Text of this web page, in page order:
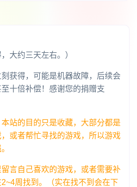
大约三天左右。）
刻获得，可能是机器故障，后续会
十倍补偿！感谢您的捐赠支
站的目的只是收藏，大部分都是
或者帮忙寻找的游戏，所以游戏
言自己喜欢的游戏，或者需要补
周找到。（实在找不到会在下